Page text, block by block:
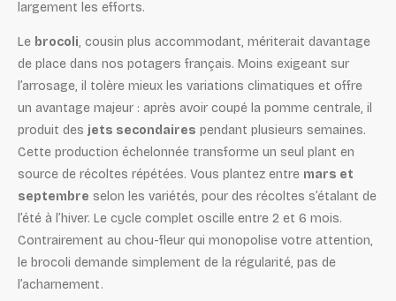
largement les efforts.
Le brocoli, cousin plus accommodant, mériterait davantage
de place dans nos potagers français. Moins exigeant sur
l’arrosage, il tolère mieux les variations climatiques et offre
un avantage majeur : après avoir coupé la pomme centrale, il
produit des jets secondaires pendant plusieurs semaines.
Cette production échelonnée transforme un seul plant en
source de récoltes répétées. Vous plantez entre mars et
septembre selon les variétés, pour des récoltes s’étalant de
l’été à l’hiver. Le cycle complet oscille entre 2 et 6 mois.
Contrairement au chou-fleur qui monopolise votre attention,
le brocoli demande simplement de la régularité, pas de
l’acharnement.